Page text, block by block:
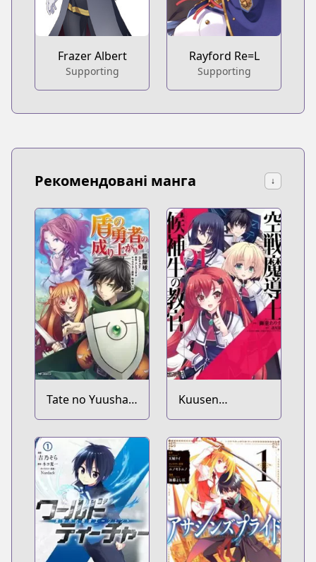
Frazer Albert
Supporting
Rayford Re=L
Supporting
Рекомендовані манга ↓
Tate no Yuusha
no Nariagari
Kuusen
Madoushi
Kouhosei no
Kyoukan